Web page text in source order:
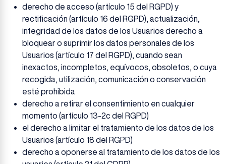
derecho de acceso (artículo 15 del RGPD) y
rectificación (artículo 16 del RGPD), actualización,
integridad de los datos de los Usuarios derecho a
bloquear o suprimir los datos personales de los
Usuarios (artículo 17 del RGPD), cuando sean
inexactos, incompletos, equívocos, obsoletos, o cuya
recogida, utilización, comunicación o conservación
esté prohibida
derecho a retirar el consentimiento en cualquier
momento (artículo 13-2c del RGPD)
el derecho a limitar el tratamiento de los datos de los
Usuarios (artículo 18 del RGPD)
derecho a oponerse al tratamiento de los datos de los